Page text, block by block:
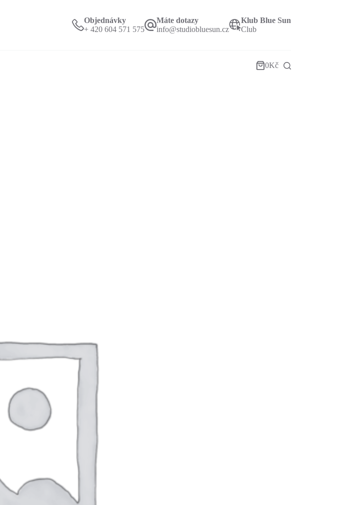
Objednávky
+ 420 604 571 575
Máte dotazy
info@studiobluesun.cz
Klub Blue Sun
Club
Shopping
0Kč